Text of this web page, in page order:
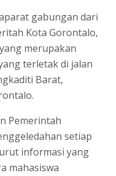
gabungan dari
Kota Gorontalo,
merupakan
terletak di jalan
Barat,
Pemerintah
setiap
informasi yang
mahasiswa